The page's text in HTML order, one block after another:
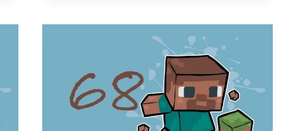
|
71#
MINECRAFT
:
D7OOMY999